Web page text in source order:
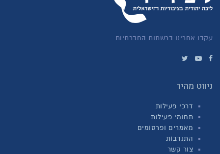
עקבו אחרינו ברשתות החברתיות
ניווט מהיר
דרכי פעילות
תחומי פעילות
מאמרים ופרסומים
התנדבות
צור קשר